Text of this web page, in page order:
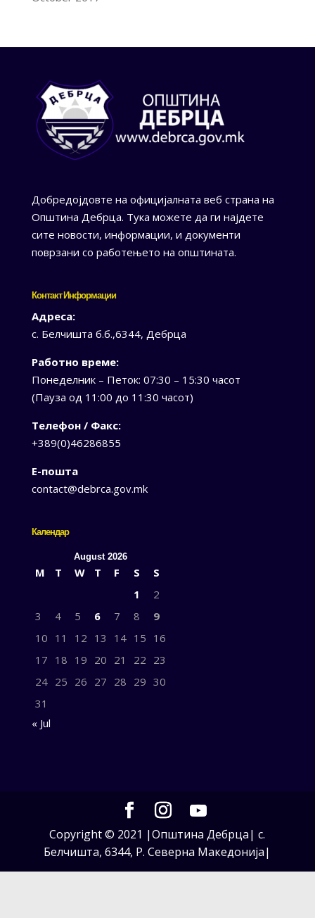
Добредојдовте на официјалната веб страна на
Општина Дебрца. Тука можете да ги најдете
сите новости, информации, и документи
поврзани со работењето на општината.
Контакт Информации
Адреса:
с. Белчишта б.б.,6344, Дебрца
Работно време:
Понеделник – Петок: 07:30 – 15:30 часот
(Пауза од 11:00 до 11:30 часот)
Телефон / Факс:
+389(0)46286855
Е-пошта
contact@debrca.gov.mk
Календар
August 2026
M T W T F S
S
1
2
3
4 5 6 7 8
9
10 11 12 13 14 15 16
17 18 19 20 21 22 23
24 25 26 27 28 29 30
31
« Jul
Copyright © 2021 |Општина Дебрца| с.
Белчишта, 6344, Р. Северна Македонија|